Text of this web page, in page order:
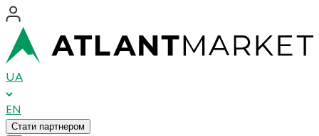
UA
EN
Стати партнером